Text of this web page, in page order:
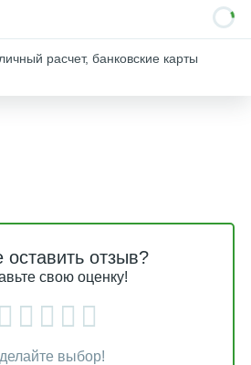
расчет, банковские карты
оставить отзыв?
свою оценку!
выбор!